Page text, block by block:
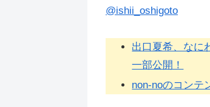
@ishii_oshigoto
出口夏希、なに
一部公開！
non-noのコンテ